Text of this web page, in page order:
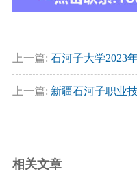
上一篇: 石河子大学2023
上一篇: 新疆石河子职业
相关文章